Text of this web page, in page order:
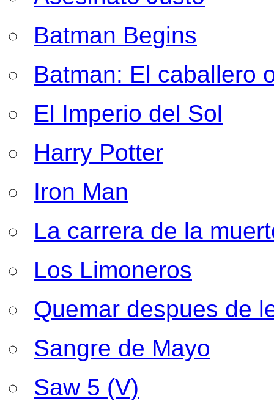
Batman Begins
Batman: El caballero
El Imperio del Sol
Harry Potter
Iron Man
La carrera de la
Los Limoneros
Quemar despues de
Sangre de Mayo
Saw 5 (V)